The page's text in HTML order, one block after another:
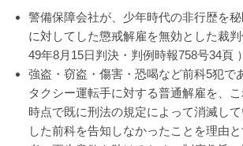
警備保障会社が、少年時代の非行歴を
に対してした懲戒解雇を無効とした裁
49年8月15日判決・判例時報758号34頁 ）
強盗・窃盗・傷害・恐喝など前科5犯で
タクシー運転手に対する普通解雇を、
時点で既に刑法の規定によって消滅し
した前科を告知しなかったことを理由